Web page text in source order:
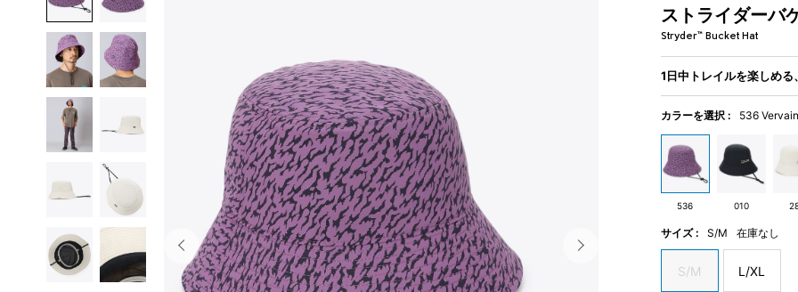
ストライダーバ
Stryder™ Bucket Hat
1日中トレイルを楽しめ
カラーを選択 : 536
536 010
サイズ : S/M 在庫なし
S/M L/XL